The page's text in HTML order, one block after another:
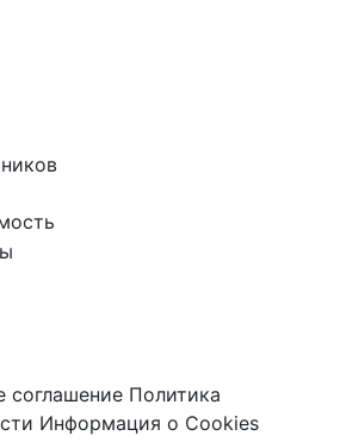
соглашение Политика
Информация о Cookies